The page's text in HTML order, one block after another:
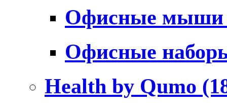
Офисные
Офисные
Health by Qumo